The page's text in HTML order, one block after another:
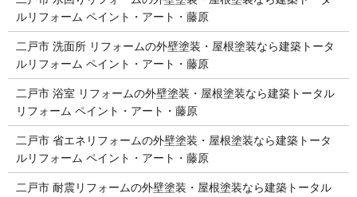
ルリフォーム ペイント・アート・藤原
二戸市 洗面所 リフォームの外壁塗装・屋根塗装なら建築トータ
ルリフォーム ペイント・アート・藤原
二戸市 浴室 リフォームの外壁塗装・屋根塗装なら建築トータル
リフォーム ペイント・アート・藤原
二戸市 省エネリフォームの外壁塗装・屋根塗装なら建築トータ
ルリフォーム ペイント・アート・藤原
二戸市 耐震リフォームの外壁塗装・屋根塗装なら建築トータル